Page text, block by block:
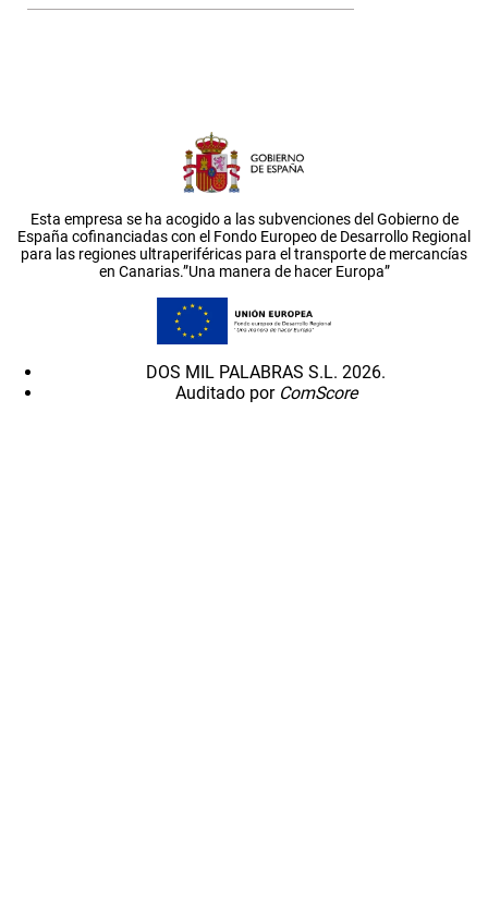
Esta empresa se ha acogido a las subvenciones del Gobierno de
España cofinanciadas con el Fondo Europeo de Desarrollo Regional
para las regiones ultraperiféricas para el transporte de mercancías
en Canarias.”Una manera de hacer Europa”
DOS MIL PALABRAS S.L. 2026.
Auditado por ComScore